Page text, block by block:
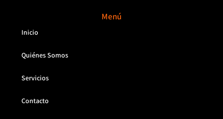
Menú
Inicio
Quiénes Somos
Servicios
Contacto